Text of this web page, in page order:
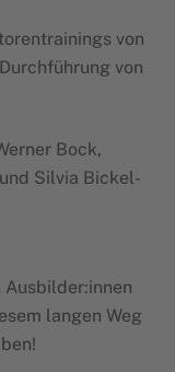
von
von
Bock,
Silvia Bickel-
langen Weg